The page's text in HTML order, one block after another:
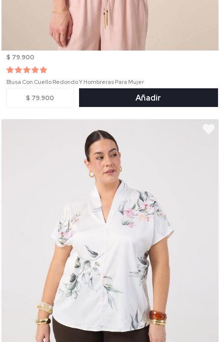
$ 79.900
Blusa Con Cuello Redondo Y Hombreras Para Mujer
$ 79.900 Añadir